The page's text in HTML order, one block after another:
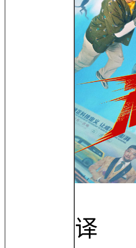
译